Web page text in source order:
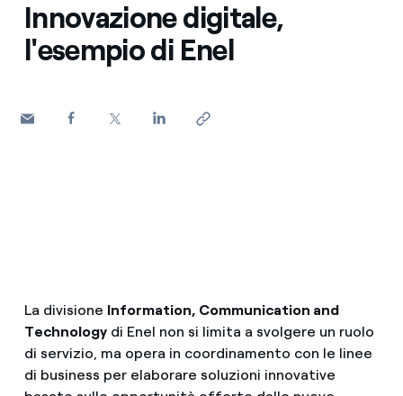
Innovazione digitale,
l'esempio di Enel
La divisione Information, Communication and
Technologydi Enel non si limita a svolgere un ruolo
di servizio, ma opera in coordinamento con le linee
di business per elaborare soluzioni innovative